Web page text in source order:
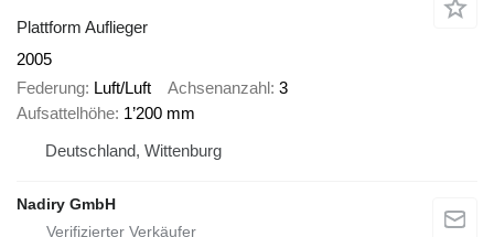
Plattform Auflieger
2005
Federung Luft/Luft Achsenanzahl 3
Aufsattelhöhe 1’200 mm
Deutschland, Wittenburg
Nadiry GmbH